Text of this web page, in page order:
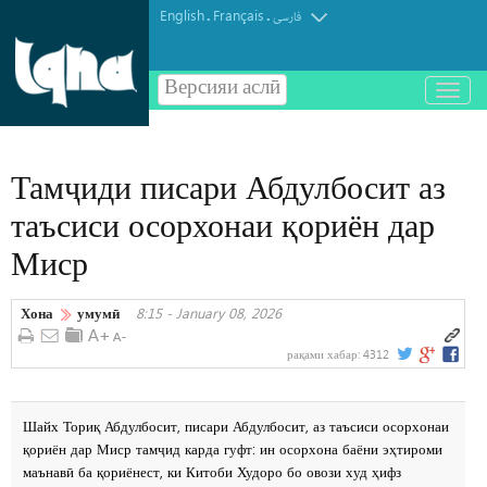
English. Français.فارسی
Версияи аслӣ
باز
و
Тамҷиди писари Абдулбосит аз
таъсиси осорхонаи қориён дар
Миср
Хона умумӣ 8:15 - January 08, 2026
рақами хабар: 4312
Шайх Ториқ Абдулбосит, писари Абдулбосит, аз таъсиси осорхонаи
қориён дар Миср тамҷид карда гуфт: ин осорхона баёни эҳтироми
маънавӣ ба қориёнест, ки Китоби Худоро бо овози худ ҳифз